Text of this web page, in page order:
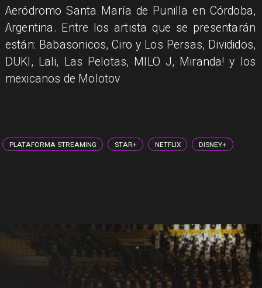
Aeródromo Santa María de Punilla en Córdoba,
Argentina. Entre los artista que se presentarán
están: Babasonicos, Ciro y Los Persas, Divididos,
DUKI, Lali, Las Pelotas, MILO J, Miranda! y los
mexicanos de Molotov
PLATAFORMA STREAMING STAR+ NETFLIX DISNEY+